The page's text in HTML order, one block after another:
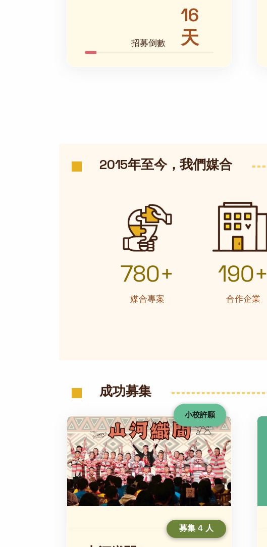
經驗，希望四處散播幸福音樂種
招募倒數
16
天
2015年至今，我們媒合
780+
媒合專案
190+
合作企業
成功募集
小校許願
募集 4 人